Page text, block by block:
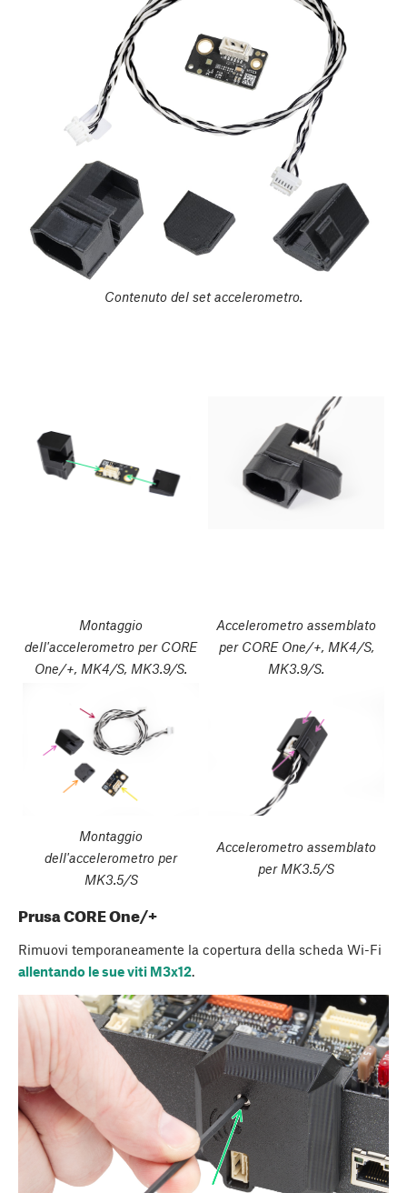
Contenuto del set accelerometro.
Montaggio
dell'accelerometro per CORE
One/+, MK4/S, MK3.9/S.
Accelerometro assemblato
per CORE One/+, MK4/S,
MK3.9/S.
Montaggio
dell'accelerometro per
MK3.5/S
Accelerometro assemblato
per MK3.5/S
Prusa CORE One/+
Rimuovi temporaneamente la copertura della scheda Wi-Fi
allentando le sue viti M3x12.